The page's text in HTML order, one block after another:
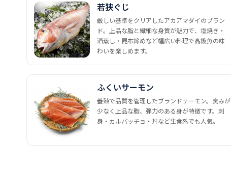
若狭ぐじ
厳しい基準をクリアしたアカアマダイのブラン
ド。上品な脂と繊細な身質が魅力で、塩焼き・
酒蒸し・昆布締めなど幅広い料理で高級魚の味
わいを楽しめます。
ふくいサーモン
養殖で品質を管理したブランドサーモン。臭みが
少なく上品な脂、弾力のある身が特徴です。刺
身・カルパッチョ・丼など生食系でも人気。